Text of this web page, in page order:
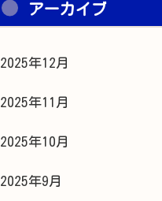
アーカイブ
2025年12月
2025年11月
2025年10月
2025年9月